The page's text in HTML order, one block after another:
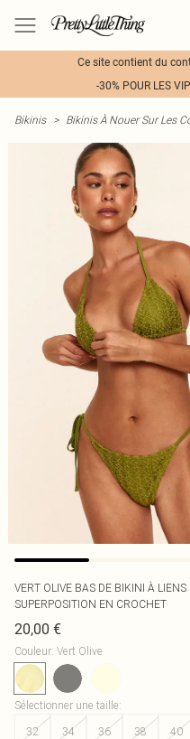
Ce site contient du
-30% POUR LES
Bikinis > Bikinis À Nouer Sur Les
VERT OLIVE BAS DE BIKINI À LIENS
SUPERPOSITION EN CROCHET
20,00 €
Couleur: Vert Olive
Sélectionner une taille:
32
34 36 38 40